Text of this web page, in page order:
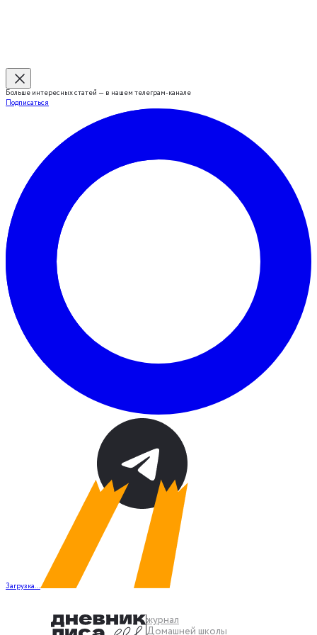
Больше интересных статей — в нашем телеграм-канале
Подписаться
Загрузка...
журнал
Домашней школы